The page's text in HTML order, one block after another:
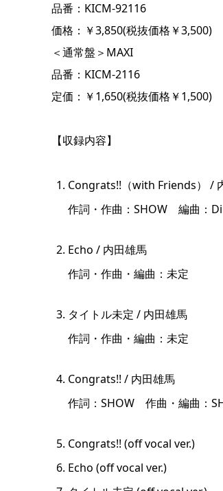
品番：KICM-92116
価格：￥3,850(税抜価格￥3,500)
＜通常盤＞MAXI
品番：KICM-2116
定価：￥1,650(税抜価格￥1,500)
【収録内容】
Congrats!!（with Friends） /
作詞・作曲：SHOW 編曲：
Echo / 内田雄馬
作詞・作曲・編曲：未定
タイトル未定 / 内田雄馬
作詞・作曲・編曲：未定
Congrats!! / 内田雄馬
作詞：SHOW 作曲・編曲：
Congrats!! (off vocal ver.)
Echo (off vocal ver.)